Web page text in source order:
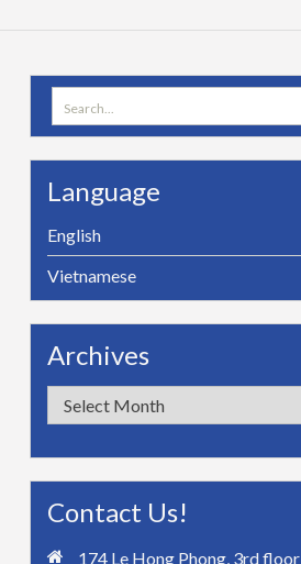
Search
for:
Language
English
Vietnamese
Archives
Archives
Contact Us!
174 Le Hong Phong, 3rd floor